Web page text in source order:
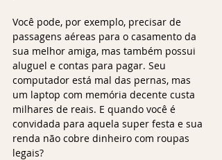
Você pode, por exemplo, precisar de
passagens aéreas para o casamento da
sua melhor amiga, mas também possui
aluguel e contas para pagar. Seu
computador está mal das pernas, mas
um laptop com memória decente custa
milhares de reais. E quando você é
convidada para aquela super festa e sua
renda não cobre dinheiro com roupas
legais?